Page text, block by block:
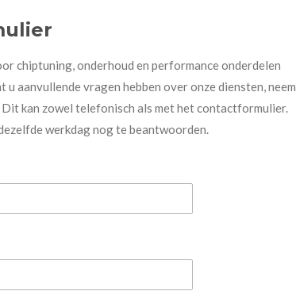
chiptuning, onderhoud en performance onderdelen
aanvullende vragen hebben over onze diensten, neem
kan zowel telefonisch als met het contactformulier.
werkdag nog te beantwoorden.